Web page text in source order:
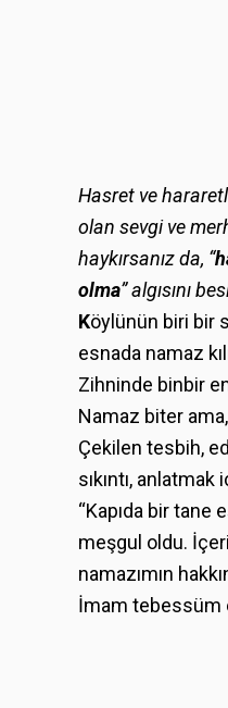
Hasret ve
olan sevgi ve
haykırsanız da, “
olma” algısını
Köylünün biri bir
esnada namaz
Zihninde binbir
Namaz biter
Çekilen tesbih,
sıkıntı,
“Kapıda bir tane
meşgul oldu.
namazımın
İmam tebessüm